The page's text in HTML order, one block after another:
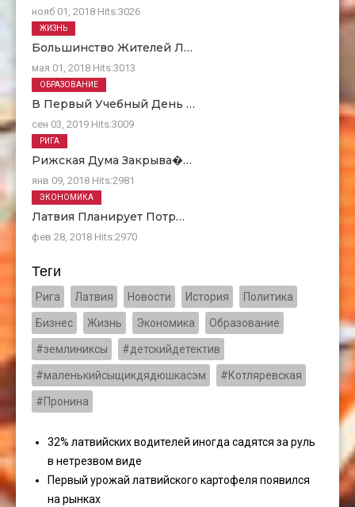
нояб 01, 2018 Hits:3026
Большинство Жителей Л…
мая 01, 2018 Hits:3013
ЖИЗНЬ
В Первый Учебный День …
сен 03, 2019 Hits:3009
ОБРАЗОВАНИЕ
Рижская Дума Закрыва�…
янв 09, 2018 Hits:2981
РИГА
Латвия Планирует Потр…
фев 28, 2018 Hits:2970
ЭКОНОМИКА
Теги
Рига Латвия Новости История Политика
Бизнес Жизнь Экономика Образование
#землиниксы #детскийдетектив
#маленькийсыщикдядюшкасэм #Котляревская
#Пронина
32% латвийских водителей иногда садятся за руль
в нетрезвом виде
Первый урожай латвийского картофеля появился
на рынках